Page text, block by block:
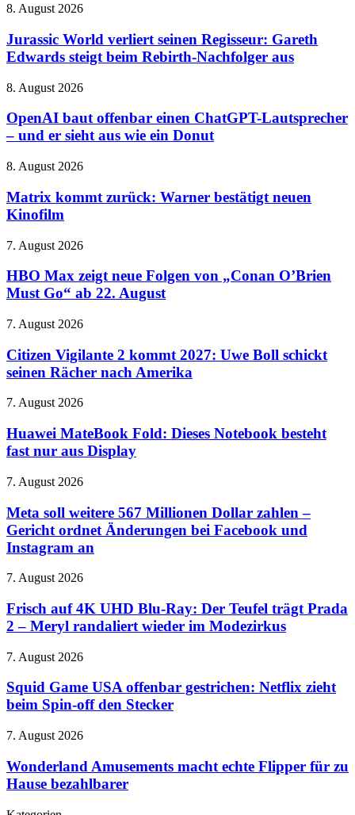
Jurassic
verliert
seinen
Regisseur:
Edwards
beim
Rebirth-
aus
8. August 2026
Jurassic World verliert seinen Regisseur: Gareth
Edwards steigt beim Rebirth-Nachfolger aus
OpenAI
offenbar
einen
ChatGPT-
–
er
sieht
wie
Donut
8. August 2026
OpenAI baut offenbar einen ChatGPT-Lautsprecher
– und er sieht aus wie ein Donut
Matrix
zurück:
Warner
bestätigt
Kinofilm
8. August 2026
Matrix kommt zurück: Warner bestätigt neuen
Kinofilm
HBO
zeigt
neue
Folgen
„Conan
Must
Go“
22.
7. August 2026
HBO Max zeigt neue Folgen von „Conan O’Brien
Must Go“ ab 22. August
Citizen
2
kommt
2027:
Boll
seinen
Rächer
Amerika
7. August 2026
Citizen Vigilante 2 kommt 2027: Uwe Boll schickt
seinen Rächer nach Amerika
Huawei
Fold:
Dieses
Notebook
fast
aus
Display
7. August 2026
Huawei MateBook Fold: Dieses Notebook besteht
fast nur aus Display
Meta
weitere
567
Millionen
Dollar
–
ordnet
Änderungen
Facebook
Instagram
an
7. August 2026
Meta soll weitere 567 Millionen Dollar zahlen –
Gericht ordnet Änderungen bei Facebook und
Instagram an
Frisch
4K
UHD
Blu-
Der
trägt
Prada
–
randaliert
wieder
im
7. August 2026
Frisch auf 4K UHD Blu-Ray: Der Teufel trägt Prada
2 – Meryl randaliert wieder im Modezirkus
Squid
USA
offenbar
gestrichen:
zieht
Spin-
off
7. August 2026
Squid Game USA offenbar gestrichen: Netflix zieht
beim Spin-off den Stecker
Wonderland
macht
echte
Flipper
7. August 2026
Wonderland Amusements macht echte Flipper für zu
Hause bezahlbarer